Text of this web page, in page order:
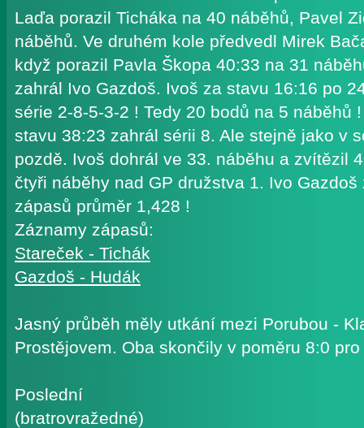
Laďa porazil Ticháka na 40 náběhů, Pavel
náběhů. Ve druhém kole předvedl Mirek
když porazil Pavla Škopa 40:33 na 31
zahrál Ivo Gazdoš. Ivoš za stavu 16:16 po
série 2-8-5-3-2 ! Tedy 20 bodů na 5 náběhů
stavu 38:23 zahrál sérii 8. Ale stejně jako v
pozdě. Ivoš dohrál ve 33. náběhu a zvítězil
čtyři náběhy nad GP družstva 1. Ivo
zápasů průměr 1,428 !
Záznamy zápasů:
Stareček - Tichák
Gazdoš - Hudák
Jasný průběh měly utkání mezi Porubou -
Prostějovem. Oba skončily v poměru 8:0
Poslední
(bratrovražedné)